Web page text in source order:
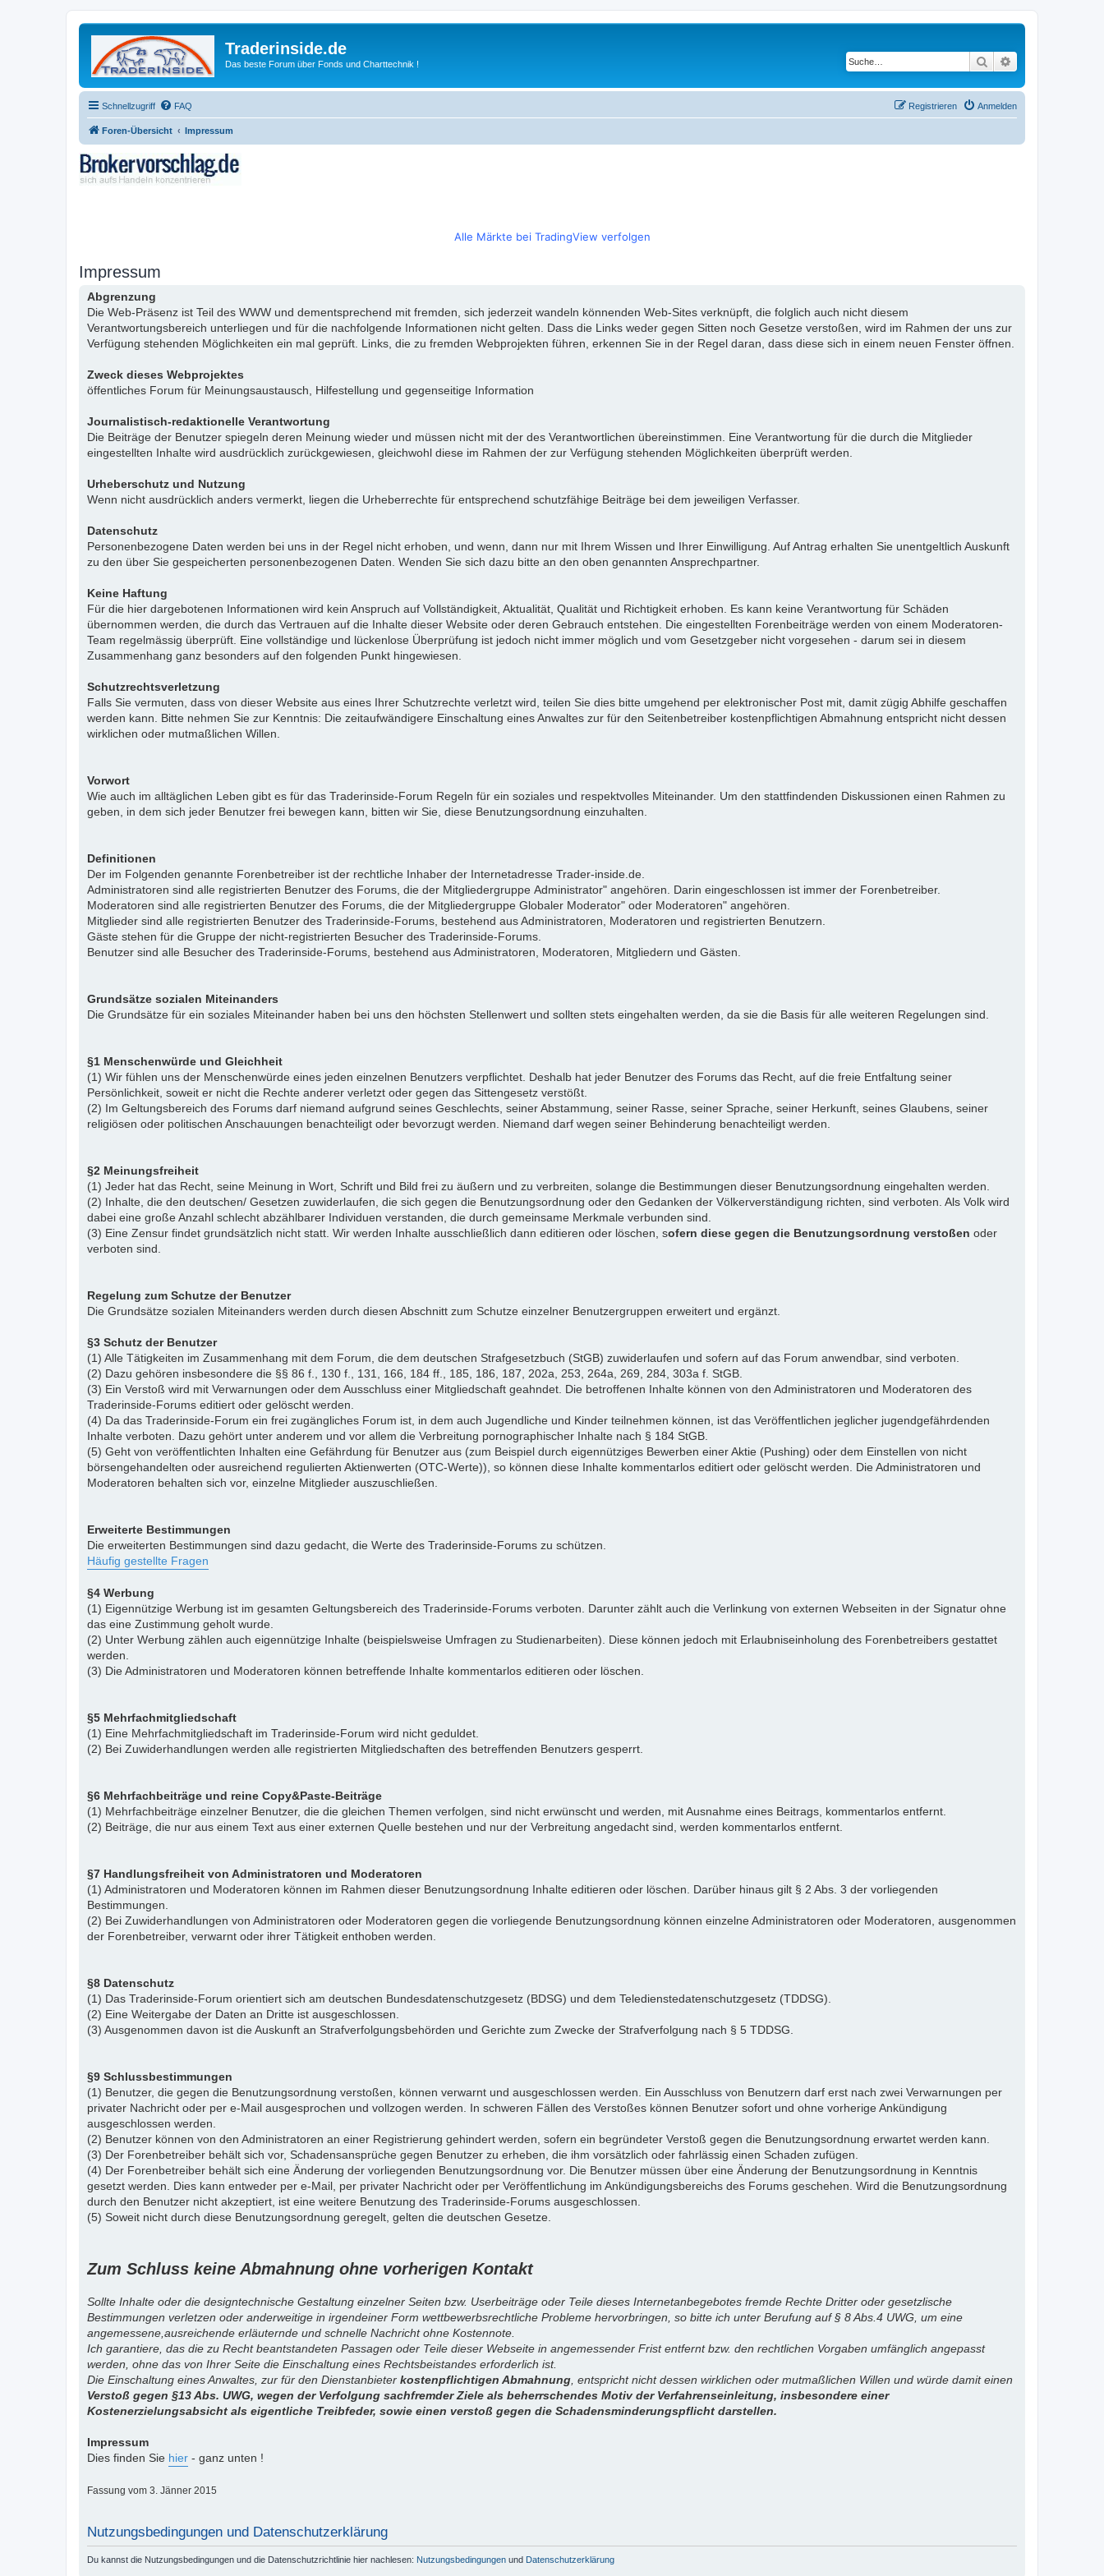
Traderinside.de
Das beste Forum über Fonds und Charttechnik ! Suche
Schnellzugriff FAQ Anmelden
Registrieren
Foren-Übersicht Impressum
Alle Märkte bei TradingView verfolgen
Impressum
Abgrenzung
Die Web-Präsenz ist Teil des WWW und dementsprechend mit fremden, sich jederzeit wandeln könnenden Web-Sites verknüpft, die folglich auch nicht diesem
Verantwortungsbereich unterliegen und für die nachfolgende Informationen nicht gelten. Dass die Links weder gegen Sitten noch Gesetze verstoßen, wird im Rahmen der uns zur
Verfügung stehenden Möglichkeiten ein mal geprüft. Links, die zu fremden Webprojekten führen, erkennen Sie in der Regel daran, dass diese sich in einem neuen Fenster öffnen.
Zweck dieses Webprojektes
öffentliches Forum für Meinungsaustausch, Hilfestellung und gegenseitige Information
Journalistisch-redaktionelle Verantwortung
Die Beiträge der Benutzer spiegeln deren Meinung wieder und müssen nicht mit der des Verantwortlichen übereinstimmen. Eine Verantwortung für die durch die Mitglieder
eingestellten Inhalte wird ausdrücklich zurückgewiesen, gleichwohl diese im Rahmen der zur Verfügung stehenden Möglichkeiten überprüft werden.
Urheberschutz und Nutzung
Wenn nicht ausdrücklich anders vermerkt, liegen die Urheberrechte für entsprechend schutzfähige Beiträge bei dem jeweiligen Verfasser.
Datenschutz
Personenbezogene Daten werden bei uns in der Regel nicht erhoben, und wenn, dann nur mit Ihrem Wissen und Ihrer Einwilligung. Auf Antrag erhalten Sie unentgeltlich Auskunft
zu den über Sie gespeicherten personenbezogenen Daten. Wenden Sie sich dazu bitte an den oben genannten Ansprechpartner.
Keine Haftung
Für die hier dargebotenen Informationen wird kein Anspruch auf Vollständigkeit, Aktualität, Qualität und Richtigkeit erhoben. Es kann keine Verantwortung für Schäden
übernommen werden, die durch das Vertrauen auf die Inhalte dieser Website oder deren Gebrauch entstehen. Die eingestellten Forenbeiträge werden von einem Moderatoren-
Team regelmässig überprüft. Eine vollständige und lückenlose Überprüfung ist jedoch nicht immer möglich und vom Gesetzgeber nicht vorgesehen - darum sei in diesem
Zusammenhang ganz besonders auf den folgenden Punkt hingewiesen.
Schutzrechtsverletzung
Falls Sie vermuten, dass von dieser Website aus eines Ihrer Schutzrechte verletzt wird, teilen Sie dies bitte umgehend per elektronischer Post mit, damit zügig Abhilfe geschaffen
werden kann. Bitte nehmen Sie zur Kenntnis: Die zeitaufwändigere Einschaltung eines Anwaltes zur für den Seitenbetreiber kostenpflichtigen Abmahnung entspricht nicht dessen
wirklichen oder mutmaßlichen Willen.
Vorwort
Wie auch im alltäglichen Leben gibt es für das Traderinside-Forum Regeln für ein soziales und respektvolles Miteinander. Um den stattfindenden Diskussionen einen Rahmen zu
geben, in dem sich jeder Benutzer frei bewegen kann, bitten wir Sie, diese Benutzungsordnung einzuhalten.
Definitionen
Der im Folgenden genannte Forenbetreiber ist der rechtliche Inhaber der Internetadresse Trader-inside.de.
Administratoren sind alle registrierten Benutzer des Forums, die der Mitgliedergruppe Administrator" angehören. Darin eingeschlossen ist immer der Forenbetreiber.
Moderatoren sind alle registrierten Benutzer des Forums, die der Mitgliedergruppe Globaler Moderator" oder Moderatoren" angehören.
Mitglieder sind alle registrierten Benutzer des Traderinside-Forums, bestehend aus Administratoren, Moderatoren und registrierten Benutzern.
Gäste stehen für die Gruppe der nicht-registrierten Besucher des Traderinside-Forums.
Benutzer sind alle Besucher des Traderinside-Forums, bestehend aus Administratoren, Moderatoren, Mitgliedern und Gästen.
Grundsätze sozialen Miteinanders
Die Grundsätze für ein soziales Miteinander haben bei uns den höchsten Stellenwert und sollten stets eingehalten werden, da sie die Basis für alle weiteren Regelungen sind.
§1 Menschenwürde und Gleichheit
(1) Wir fühlen uns der Menschenwürde eines jeden einzelnen Benutzers verpflichtet. Deshalb hat jeder Benutzer des Forums das Recht, auf die freie Entfaltung seiner
Persönlichkeit, soweit er nicht die Rechte anderer verletzt oder gegen das Sittengesetz verstößt.
(2) Im Geltungsbereich des Forums darf niemand aufgrund seines Geschlechts, seiner Abstammung, seiner Rasse, seiner Sprache, seiner Herkunft, seines Glaubens, seiner
religiösen oder politischen Anschauungen benachteiligt oder bevorzugt werden. Niemand darf wegen seiner Behinderung benachteiligt werden.
§2 Meinungsfreiheit
(1) Jeder hat das Recht, seine Meinung in Wort, Schrift und Bild frei zu äußern und zu verbreiten, solange die Bestimmungen dieser Benutzungsordnung eingehalten werden.
(2) Inhalte, die den deutschen/ Gesetzen zuwiderlaufen, die sich gegen die Benutzungsordnung oder den Gedanken der Völkerverständigung richten, sind verboten. Als Volk wird
dabei eine große Anzahl schlecht abzählbarer Individuen verstanden, die durch gemeinsame Merkmale verbunden sind.
(3) Eine Zensur findet grundsätzlich nicht statt. Wir werden Inhalte ausschließlich dann editieren oder löschen, sofern diese gegen die Benutzungsordnung verstoßen oder
verboten sind.
Regelung zum Schutze der Benutzer
Die Grundsätze sozialen Miteinanders werden durch diesen Abschnitt zum Schutze einzelner Benutzergruppen erweitert und ergänzt.
§3 Schutz der Benutzer
(1) Alle Tätigkeiten im Zusammenhang mit dem Forum, die dem deutschen Strafgesetzbuch (StGB) zuwiderlaufen und sofern auf das Forum anwendbar, sind verboten.
(2) Dazu gehören insbesondere die §§ 86 f., 130 f., 131, 166, 184 ff., 185, 186, 187, 202a, 253, 264a, 269, 284, 303a f. StGB.
(3) Ein Verstoß wird mit Verwarnungen oder dem Ausschluss einer Mitgliedschaft geahndet. Die betroffenen Inhalte können von den Administratoren und Moderatoren des
Traderinside-Forums editiert oder gelöscht werden.
(4) Da das Traderinside-Forum ein frei zugängliches Forum ist, in dem auch Jugendliche und Kinder teilnehmen können, ist das Veröffentlichen jeglicher jugendgefährdenden
Inhalte verboten. Dazu gehört unter anderem und vor allem die Verbreitung pornographischer Inhalte nach § 184 StGB.
(5) Geht von veröffentlichten Inhalten eine Gefährdung für Benutzer aus (zum Beispiel durch eigennütziges Bewerben einer Aktie (Pushing) oder dem Einstellen von nicht
börsengehandelten oder ausreichend regulierten Aktienwerten (OTC-Werte)), so können diese Inhalte kommentarlos editiert oder gelöscht werden. Die Administratoren und
Moderatoren behalten sich vor, einzelne Mitglieder auszuschließen.
Erweiterte Bestimmungen
Die erweiterten Bestimmungen sind dazu gedacht, die Werte des Traderinside-Forums zu schützen.
Häufig gestellte Fragen
§4 Werbung
(1) Eigennützige Werbung ist im gesamten Geltungsbereich des Traderinside-Forums verboten. Darunter zählt auch die Verlinkung von externen Webseiten in der Signatur ohne
das eine Zustimmung geholt wurde.
(2) Unter Werbung zählen auch eigennützige Inhalte (beispielsweise Umfragen zu Studienarbeiten). Diese können jedoch mit Erlaubniseinholung des Forenbetreibers gestattet
werden.
(3) Die Administratoren und Moderatoren können betreffende Inhalte kommentarlos editieren oder löschen.
§5 Mehrfachmitgliedschaft
(1) Eine Mehrfachmitgliedschaft im Traderinside-Forum wird nicht geduldet.
(2) Bei Zuwiderhandlungen werden alle registrierten Mitgliedschaften des betreffenden Benutzers gesperrt.
§6 Mehrfachbeiträge und reine Copy&Paste-Beiträge
(1) Mehrfachbeiträge einzelner Benutzer, die die gleichen Themen verfolgen, sind nicht erwünscht und werden, mit Ausnahme eines Beitrags, kommentarlos entfernt.
(2) Beiträge, die nur aus einem Text aus einer externen Quelle bestehen und nur der Verbreitung angedacht sind, werden kommentarlos entfernt.
§7 Handlungsfreiheit von Administratoren und Moderatoren
(1) Administratoren und Moderatoren können im Rahmen dieser Benutzungsordnung Inhalte editieren oder löschen. Darüber hinaus gilt § 2 Abs. 3 der vorliegenden
Bestimmungen.
(2) Bei Zuwiderhandlungen von Administratoren oder Moderatoren gegen die vorliegende Benutzungsordnung können einzelne Administratoren oder Moderatoren, ausgenommen
der Forenbetreiber, verwarnt oder ihrer Tätigkeit enthoben werden.
§8 Datenschutz
(1) Das Traderinside-Forum orientiert sich am deutschen Bundesdatenschutzgesetz (BDSG) und dem Teledienstedatenschutzgesetz (TDDSG).
(2) Eine Weitergabe der Daten an Dritte ist ausgeschlossen.
(3) Ausgenommen davon ist die Auskunft an Strafverfolgungsbehörden und Gerichte zum Zwecke der Strafverfolgung nach § 5 TDDSG.
§9 Schlussbestimmungen
(1) Benutzer, die gegen die Benutzungsordnung verstoßen, können verwarnt und ausgeschlossen werden. Ein Ausschluss von Benutzern darf erst nach zwei Verwarnungen per
privater Nachricht oder per e-Mail ausgesprochen und vollzogen werden. In schweren Fällen des Verstoßes können Benutzer sofort und ohne vorherige Ankündigung
ausgeschlossen werden.
(2) Benutzer können von den Administratoren an einer Registrierung gehindert werden, sofern ein begründeter Verstoß gegen die Benutzungsordnung erwartet werden kann.
(3) Der Forenbetreiber behält sich vor, Schadensansprüche gegen Benutzer zu erheben, die ihm vorsätzlich oder fahrlässig einen Schaden zufügen.
(4) Der Forenbetreiber behält sich eine Änderung der vorliegenden Benutzungsordnung vor. Die Benutzer müssen über eine Änderung der Benutzungsordnung in Kenntnis
gesetzt werden. Dies kann entweder per e-Mail, per privater Nachricht oder per Veröffentlichung im Ankündigungsbereichs des Forums geschehen. Wird die Benutzungsordnung
durch den Benutzer nicht akzeptiert, ist eine weitere Benutzung des Traderinside-Forums ausgeschlossen.
(5) Soweit nicht durch diese Benutzungsordnung geregelt, gelten die deutschen Gesetze.
Zum Schluss keine Abmahnung ohne vorherigen Kontakt
Sollte Inhalte oder die designtechnische Gestaltung einzelner Seiten bzw. Userbeiträge oder Teile dieses Internetanbegebotes fremde Rechte Dritter oder gesetzlische
Bestimmungen verletzen oder anderweitige in irgendeiner Form wettbewerbsrechtliche Probleme hervorbringen, so bitte ich unter Berufung auf § 8 Abs.4 UWG, um eine
angemessene,ausreichende erläuternde und schnelle Nachricht ohne Kostennote.
Ich garantiere, das die zu Recht beantstandeten Passagen oder Teile dieser Webseite in angemessender Frist entfernt bzw. den rechtlichen Vorgaben umfänglich angepasst
werden, ohne das von Ihrer Seite die Einschaltung eines Rechtsbeistandes erforderlich ist.
Die Einschaltung eines Anwaltes, zur für den Dienstanbieter kostenpflichtigen Abmahnung , entspricht nicht dessen wirklichen oder mutmaßlichen Willen und würde damit einen
Verstoß gegen §13 Abs. UWG, wegen der Verfolgung sachfremder Ziele als beherrschendes Motiv der Verfahrenseinleitung, insbesondere einer
Kostenerzielungsabsicht als eigentliche Treibfeder, sowie einen verstoß gegen die Schadensminderungspflicht darstellen.
Impressum
Dies finden Sie hier - ganz unten !
Fassung vom 3. Jänner 2015
Nutzungsbedingungen und Datenschutzerklärung
Du kannst die Nutzungsbedingungen und die Datenschutzrichtlinie hier nachlesen: Nutzungsbedingungen und Datenschutzerklärung